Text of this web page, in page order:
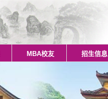
MBA校友 招生信息